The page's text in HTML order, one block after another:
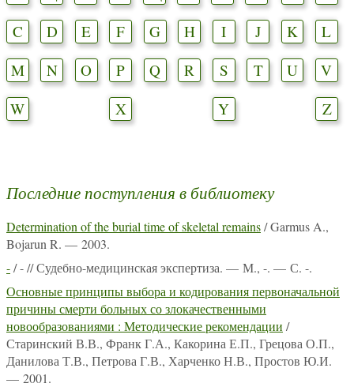
C
D E F G H I J K
L
M
N O P Q R S T U
V
W
X Y Z
Последние поступления в библиотеку
Determination of the burial time of skeletal remains/ Garmus A.,
Bojarun R. — 2003.
-/ - // Судебно-медицинская экспертиза. — М., -. — С. -.
Основные принципы выбора и кодирования первоначальной
причины смерти больных со злокачественными
новообразованиями : Методические рекомендации /
Старинский В.В., Франк Г.А., Какорина Е.П., Грецова О.П.,
Данилова Т.В., Петрова Г.В., Харченко Н.В., Простов Ю.И.
— 2001.